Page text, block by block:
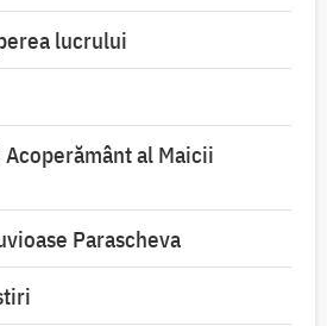
lucrului
al Maicii
Parascheva